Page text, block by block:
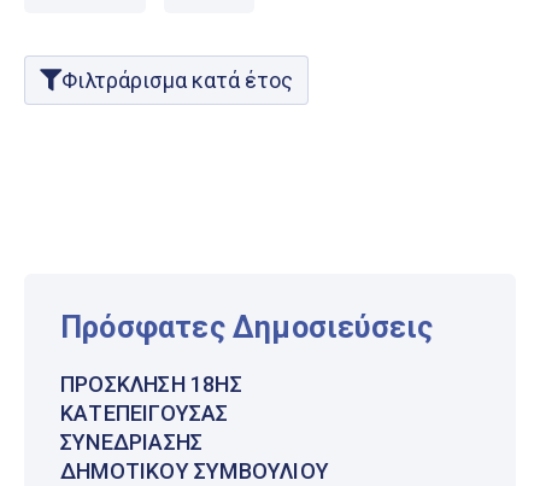
Φιλτράρισμα κατά έτος
Πρόσφατες Δημοσιεύσεις
ΠΡΌΣΚΛΗΣΗ 18ΗΣ
ΚΑΤΕΠΕΊΓΟΥΣΑΣ
ΣΥΝΕΔΡΊΑΣΗΣ
ΔΗΜΟΤΙΚΟΎ ΣΥΜΒΟΥΛΊΟΥ